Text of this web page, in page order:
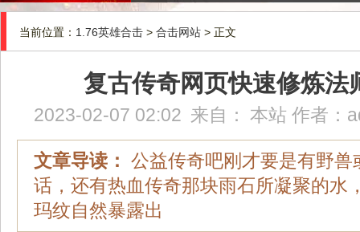
当前位置： 1.76英雄合击 > 合击网站 > 正文
复古传奇网页快速修炼法
2023-02-07 02:02 来自： 本站 作者：
文章导读： 公益传奇吧刚才要是有野兽
话，还有热血传奇那块雨石所凝聚的水
玛纹自然暴露出